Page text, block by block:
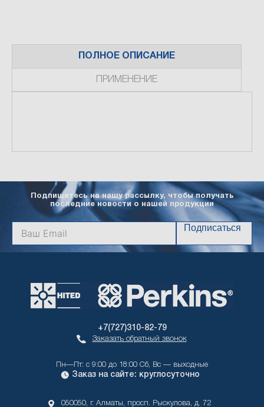
ПОЛНОЕ ОПИСАНИЕ
ПРИМЕНЕНИЕ
Подпишитесь на нашу рассылку, чтобы получать
последние новости о нашей продукции
Подписаться
+7(727)310-82-79
Заказать обратный звонок
Пн—Пт: с 9:00 до 18:00 Сб, Вс — выходные
Заказ на сайте: круглосуточно
050050, г. Алматы, просп. Рыскулова, д. 72